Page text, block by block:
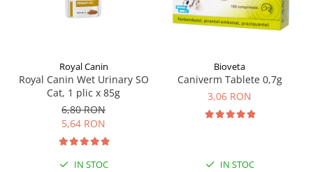
Royal Canin
Royal Canin Wet Urinary SO
Cat, 1 plic x 85g
6,80 RON
5,64 RON
IN STOC
Bioveta
Caniverm Tablete 0,7g
3,06 RON
IN STOC